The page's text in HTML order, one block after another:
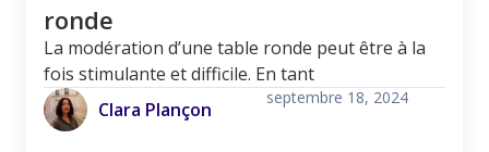
ronde
La modération d’une table ronde peut être à la
fois stimulante et difficile. En tant
Clara Plançon
septembre 18, 2024